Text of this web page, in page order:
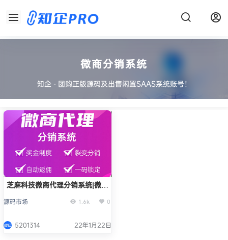
微商分销系统
知企 - 团购正版源码及出售闲置SAAS系统账号！
芝麻科技微商代理分销系统|微商
源码市场 1.6k 0
5201314 22年1月22日